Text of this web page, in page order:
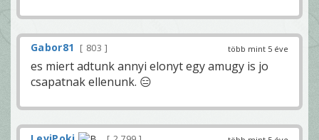
több mint 5 éve
Gabor81 803
es miert adtunk annyi elonyt egy amugy is jo
csapatnak ellenunk. 😑